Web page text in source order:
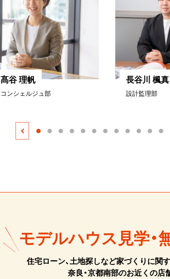
髙谷 理帆
コンシェルジュ部
長谷川 楓真
設計監理部
モデルハウス見学・
住宅ローン、土地探しなど家づくりに関
奈良・京都南部のお近くの店